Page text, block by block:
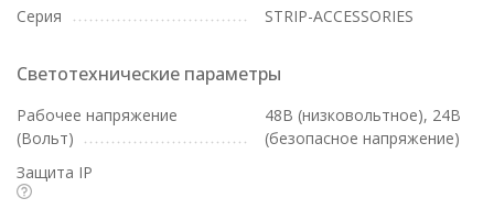
Серия
STRIP-ACCESSORIES
Светотехнические параметры
Рабочее напряжение
(Вольт)
48В (низковольтное), 24В
(безопасное напряжение)
Защита IP